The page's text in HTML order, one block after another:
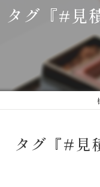
タグ『#見
タグ『#見